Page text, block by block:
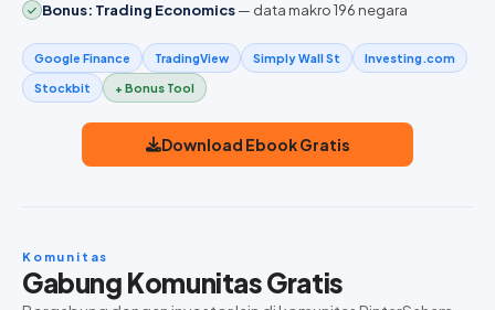
Bonus: Trading Economics— data makro 196 negara
Google Finance TradingView Simply Wall St Investing.com
Stockbit + Bonus Tool
Download Ebook Gratis
Komunitas
Gabung Komunitas Gratis